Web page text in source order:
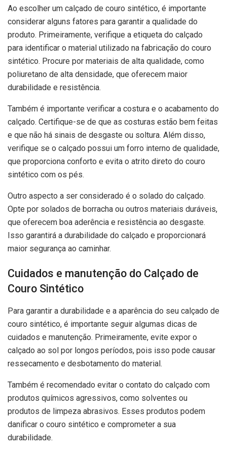
Ao escolher um calçado de couro sintético, é importante
considerar alguns fatores para garantir a qualidade do
produto. Primeiramente, verifique a etiqueta do calçado
para identificar o material utilizado na fabricação do couro
sintético. Procure por materiais de alta qualidade, como
poliuretano de alta densidade, que oferecem maior
durabilidade e resistência.
Também é importante verificar a costura e o acabamento do
calçado. Certifique-se de que as costuras estão bem feitas
e que não há sinais de desgaste ou soltura. Além disso,
verifique se o calçado possui um forro interno de qualidade,
que proporciona conforto e evita o atrito direto do couro
sintético com os pés.
Outro aspecto a ser considerado é o solado do calçado.
Opte por solados de borracha ou outros materiais duráveis,
que oferecem boa aderência e resistência ao desgaste.
Isso garantirá a durabilidade do calçado e proporcionará
maior segurança ao caminhar.
Cuidados e manutenção do Calçado de
Couro Sintético
Para garantir a durabilidade e a aparência do seu calçado de
couro sintético, é importante seguir algumas dicas de
cuidados e manutenção. Primeiramente, evite expor o
calçado ao sol por longos períodos, pois isso pode causar
ressecamento e desbotamento do material.
Também é recomendado evitar o contato do calçado com
produtos químicos agressivos, como solventes ou
produtos de limpeza abrasivos. Esses produtos podem
danificar o couro sintético e comprometer a sua
durabilidade.